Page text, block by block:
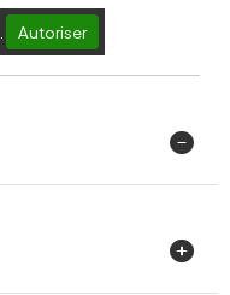
Autoriser